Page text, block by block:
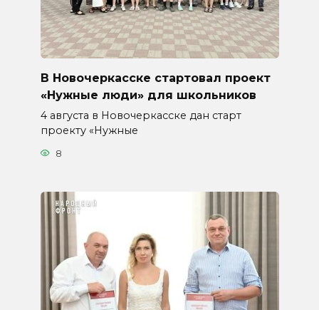
В Новочеркасске стартовал проект
«Нужные люди» для школьников
4 августа в Новочеркасске дан старт
проекту «Нужные
8